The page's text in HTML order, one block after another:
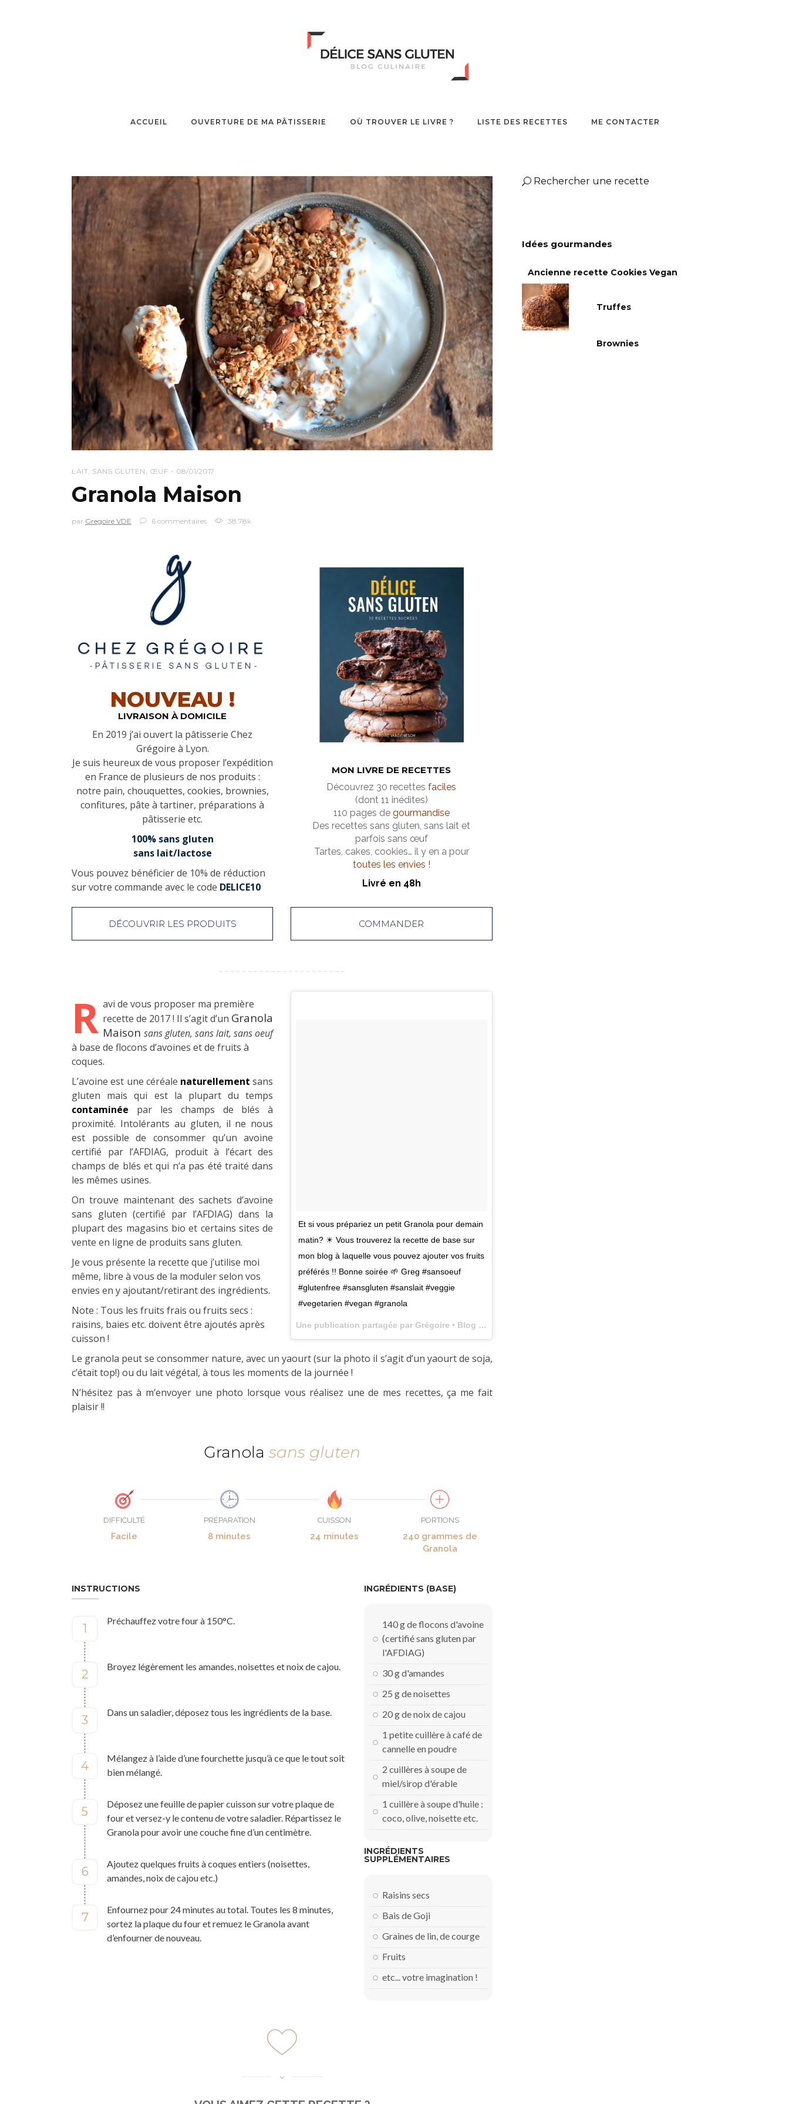
ACCUEIL OUVERTURE DE MA PÂTISSERIE OÙ TROUVER LE LIVRE ? LISTE DES RECETTES ME CONTACTER
LAIT, SANS GLUTEN , ŒUF 08/01/2017
Granola Maison
par Gregoire VDE 6 commentaires 38.78k
NOUVEAU !
LIVRAISON À DOMICILE
En 2019 j’ai ouvert la pâtisserie Chez
Grégoire à Lyon.
Je suis heureux de vous proposer l’expédition
en France de plusieurs de nos produits :
notre pain, chouquettes, cookies, brownies,
confitures, pâte à tartiner, préparations à
pâtisserie etc.
100% sans gluten
sans lait/lactose
Vous pouvez bénéficier de 10% de réduction
sur votre commande avec le code DELICE10
DÉCOUVRIR LES PRODUITS
MON LIVRE DE RECETTES
Découvrez 30 recettesfaciles
(dont 11 inédites)
110 pages de gourmandise
Des recettes sans gluten, sans lait et
parfois sans œuf
Tartes, cakes, cookies… il y en a pour
toutes les envies !
Livré en 48h
COMMANDER
R avi de vous proposer ma première
recette de 2017 ! Il s’agit d’un Granola
Maison sans gluten, sans lait, sans oeuf
à base de flocons d’avoines et de fruits à
coques.
L’avoine est une céréale naturellement sans
gluten mais qui est la plupart du temps
contaminée par les champs de blés à
proximité. Intolérants au gluten, il ne nous
est possible de consommer qu’un avoine
certifié par l’AFDIAG, produit à l’écart des
champs de blés et qui n’a pas été traité dans
les mêmes usines.
On trouve maintenant des sachets d’avoine
sans gluten (certifié par l’AFDIAG) dans la
plupart des magasins bio et certains sites de
vente en ligne de produits sans gluten.
Je vous présente la recette que j’utilise moi
même, libre à vous de la moduler selon vos
envies en y ajoutant/retirant des ingrédients.
Note : Tous les fruits frais ou fruits secs :
raisins, baies etc. doivent être ajoutés après
cuisson !
Et si vous prépariez un petit Granola pour demain
matin? ☀ Vous trouverez la recette de base sur
mon blog à laquelle vous pouvez ajouter vos fruits
préférés !! Bonne soirée 🌱 Greg #sansoeuf
#glutenfree #sansgluten #sanslait #veggie
#vegetarien #vegan #granola
Une publication partagée par Grégoire • Blog (@delice.sans.gluten) le
Le granola peut se consommer nature, avec un yaourt (sur la photo il s’agit d’un yaourt de soja,
c’était top!) ou du lait végétal, à tous les moments de la journée !
N’hésitez pas à m’envoyer une photo lorsque vous réalisez une de mes recettes, ça me fait
plaisir !!
Granola sans gluten
DIFFICULTÉ
Facile
PRÉPARATION
8 minutes
CUISSON
24 minutes
PORTIONS
240 grammes de
Granola
INSTRUCTIONS
1
Préchauffez votre four à 150°C.
2
Broyez légèrement les amandes, noisettes et noix de cajou.
3
Dans un saladier, déposez tous les ingrédients de la base.
4
Mélangez à l’aide d’une fourchette jusqu’à ce que le tout soit
bien mélangé.
5
Déposez une feuille de papier cuisson sur votre plaque de
four et versez-y le contenu de votre saladier. Répartissez le
Granola pour avoir une couche fine d’un centimètre.
6
Ajoutez quelques fruits à coques entiers (noisettes,
amandes, noix de cajou etc.)
7
Enfournez pour 24 minutes au total. Toutes les 8 minutes,
sortez la plaque du four et remuez le Granola avant
d’enfourner de nouveau.
INGRÉDIENTS (BASE)
140 g de flocons d'avoine
(certifié sans gluten par
l'AFDIAG)
30 g d'amandes
25 g de noisettes
20 g de noix de cajou
1 petite cuillère à café de
cannelle en poudre
2 cuillères à soupe de
miel/sirop d'érable
1 cuillère à soupe d'huile :
coco, olive, noisette etc.
INGRÉDIENTS
SUPPLÉMENTAIRES
Raisins secs
Bais de Goji
Graines de lin, de courge
Fruits
etc... votre imagination !
Rechercher une recette
Idées gourmandes
Ancienne recette Cookies Vegan
Truffes
Brownies